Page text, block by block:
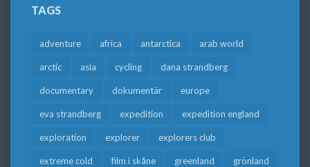
TAGS
adventure africa antarctica arab world
arctic asia cycling dana strandberg
documentary dokumentär europe
eva strandberg expedition expedition england
exploration explorer explorers club
extreme cold film i skåne greenland grönland